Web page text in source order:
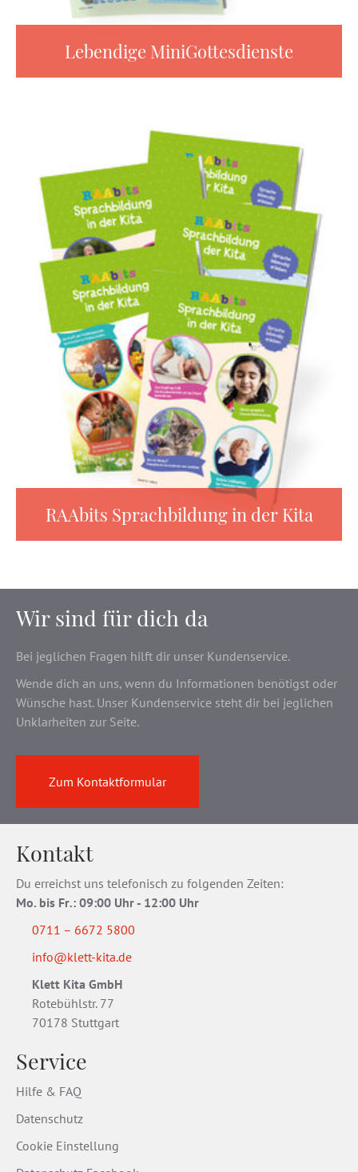
Lebendige MiniGottesdienste
RAAbits Sprachbildung in der Kita
Wir sind für dich da
Bei jeglichen Fragen hilft dir unser Kundenservice.
Wende dich an uns, wenn du Informationen benötigst oder
Wünsche hast. Unser Kundenservice steht dir bei jeglichen
Unklarheiten zur Seite.
Zum Kontaktformular
Kontakt
Du erreichst uns telefonisch zu folgenden Zeiten:
Mo. bis Fr.: 09:00 Uhr - 12:00 Uhr
0711 – 6672 5800
info@klett-kita.de
Klett Kita GmbH
Rotebühlstr. 77
70178 Stuttgart
Service
Hilfe & FAQ
Datenschutz
Cookie Einstellung